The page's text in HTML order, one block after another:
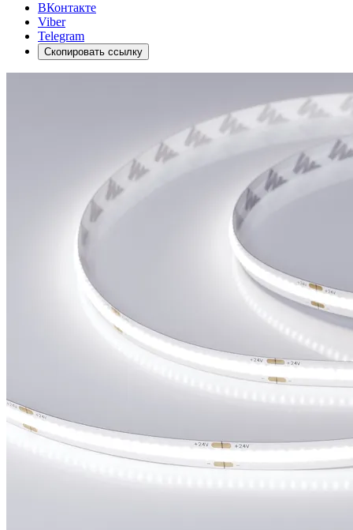
ВКонтакте
Viber
Telegram
Скопировать ссылку